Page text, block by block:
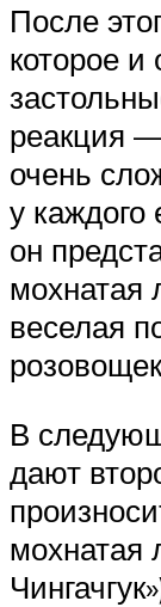
После
которое и
реакция
очень
у каждого
он
мохнатая
веселая
В
дают
мохнатая